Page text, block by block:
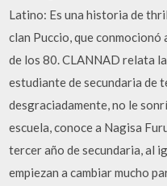
Latino: Es una historia de
clan Puccio, que
de los 80. CLANNAD relata
estudiante de secundaria de
desgraciadamente, no le
escuela, conoce a Nagisa
tercer año de secundaria, al
empiezan a cambiar mucho